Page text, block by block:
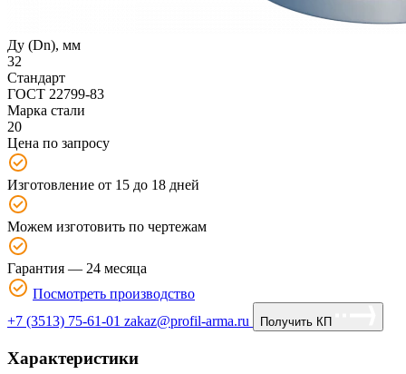
Ду (Dn), мм
32
Стандарт
ГОСТ 22799-83
Марка стали
20
Цена по запросу
Изготовление от 15 до 18 дней
Можем изготовить по чертежам
Гарантия — 24 месяца
Посмотреть производство
+7 (3513) 75-61-01 zakaz@profil-arma.ru Получить КП
Характеристики